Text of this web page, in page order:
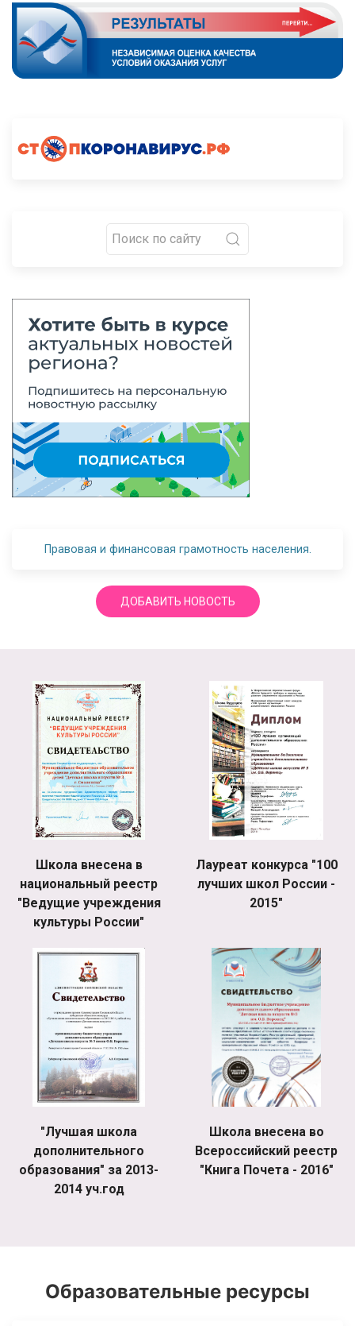
Правовая и финансовая грамотность населения.
ДОБАВИТЬ НОВОСТЬ
Школа внесена в
национальный реестр
"Ведущие учреждения
культуры России"
Лауреат конкурса "100
лучших школ России -
2015"
"Лучшая школа
дополнительного
образования" за 2013-
2014 уч.год
Школа внесена во
Всероссийский реестр
"Книга Почета - 2016"
Образовательные ресурсы